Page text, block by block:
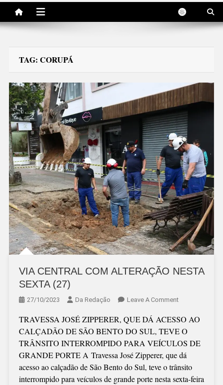
TAG: CORUPÁ
VIA CENTRAL COM ALTERAÇÃO NESTA
SEXTA (27)
27/10/2023 Da Redação Leave A CommentOn
CENTRAL
COM
ALTERAÇÃO
NESTA
SEXTA
(27)
TRAVESSA JOSÉ ZIPPERER, QUE DÁ ACESSO AO
CALÇADÃO DE SÃO BENTO DO SUL, TEVE O
TRÂNSITO INTERROMPIDO PARA VEÍCULOS DE
GRANDE PORTE A Travessa José Zipperer, que dá
acesso ao calçadão de São Bento do Sul, teve o trânsito
interrompido para veículos de grande porte nesta sexta-feira